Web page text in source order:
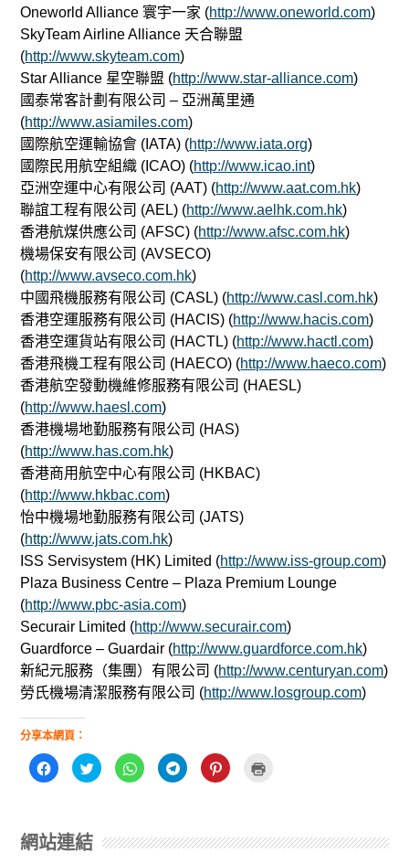
Oneworld Alliance 寰宇一家 (http://www.oneworld.com)
SkyTeam Airline Alliance 天合聯盟
(http://www.skyteam.com)
Star Alliance 星空聯盟 (http://www.star-alliance.com)
國泰常客計劃有限公司 – 亞洲萬里通
(http://www.asiamiles.com)
國際航空運輸協會 (IATA) (http://www.iata.org)
國際民用航空組織 (ICAO) (http://www.icao.int)
亞洲空運中心有限公司 (AAT) (http://www.aat.com.hk)
聯誼工程有限公司 (AEL) (http://www.aelhk.com.hk)
香港航煤供應公司 (AFSC) (http://www.afsc.com.hk)
機場保安有限公司 (AVSECO)
(http://www.avseco.com.hk)
中國飛機服務有限公司 (CASL) (http://www.casl.com.hk)
香港空運服務有限公司 (HACIS) (http://www.hacis.com)
香港空運貨站有限公司 (HACTL) (http://www.hactl.com)
香港飛機工程有限公司 (HAECO) (http://www.haeco.com)
香港航空發動機維修服務有限公司 (HAESL)
(http://www.haesl.com)
香港機場地勤服務有限公司 (HAS)
(http://www.has.com.hk)
香港商用航空中心有限公司 (HKBAC)
(http://www.hkbac.com)
怡中機場地勤服務有限公司 (JATS)
(http://www.jats.com.hk)
ISS Servisystem (HK) Limited (http://www.iss-group.com)
Plaza Business Centre – Plaza Premium Lounge
(http://www.pbc-asia.com)
Securair Limited (http://www.securair.com)
Guardforce – Guardair (http://www.guardforce.com.hk)
新紀元服務（集團）有限公司 (http://www.centuryan.com)
勞氏機場清潔服務有限公司 (http://www.losgroup.com)
分享本網頁：
按
一
至
F
a
分
享
分
享
s
A
按
一
T
e
分
享
e
r
新
視
網站連結